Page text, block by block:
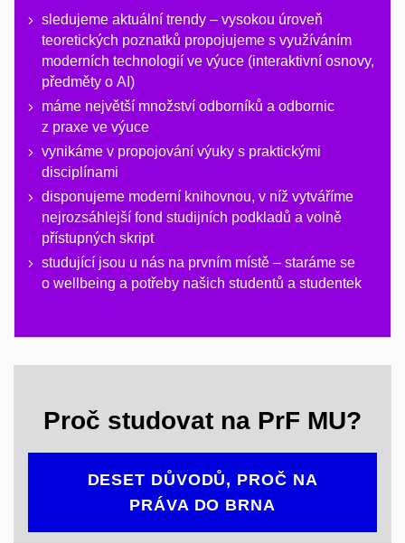
sledujeme aktuální trendy – vysokou úroveň
teoretických poznatků propojujeme s využíváním
moderních technologií ve výuce (interaktivní osnovy,
předměty o AI)
máme největší množství odborníků a odbornic
z praxe ve výuce
vynikáme v propojování výuky s praktickými
disciplínami
disponujeme moderní knihovnou, v níž vytváříme
nejrozsáhlejší fond studijních podkladů a volně
přístupných skript
studující jsou u nás na prvním místě – staráme se
o wellbeing a potřeby našich studentů a studentek
Proč studovat na PrF MU?
DESET DŮVODŮ, PROČ NA
PRÁVA DO BRNA